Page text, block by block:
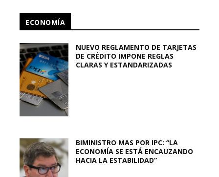
ECONOMÍA
NUEVO REGLAMENTO DE TARJETAS
DE CRÉDITO IMPONE REGLAS
CLARAS Y ESTANDARIZADAS
BIMINISTRO MAS POR IPC: “LA
ECONOMÍA SE ESTÁ ENCAUZANDO
HACIA LA ESTABILIDAD”